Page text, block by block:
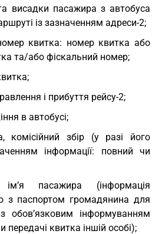
висадки пасажира з автобуса
із зазначенням адреси-2;
квитка: номер квитка або
та/або фіскальний номер;
і прибуття рейсу-2;
в автобусі;
комісійний збір (у разі його
інформації: повний чи
пасажира (інформація
з паспортом громадянина для
обов’язковим інформуванням
квитка іншій особі);